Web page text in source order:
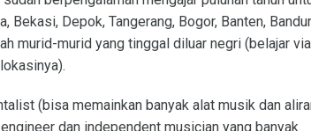
Depok, Tangerang, Bogor, Banten,
murid-murid yang tinggal diluar negri (belajar via
(bisa memainkan banyak alat musik dan
dan independent musician yang banyak